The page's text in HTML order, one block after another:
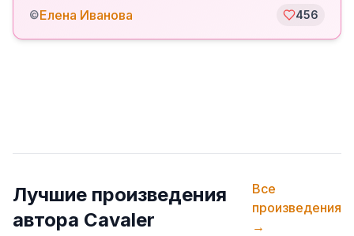
©Елена Иванова 456
Лучшие произведения
автора Cavaler
Все
произведения
→